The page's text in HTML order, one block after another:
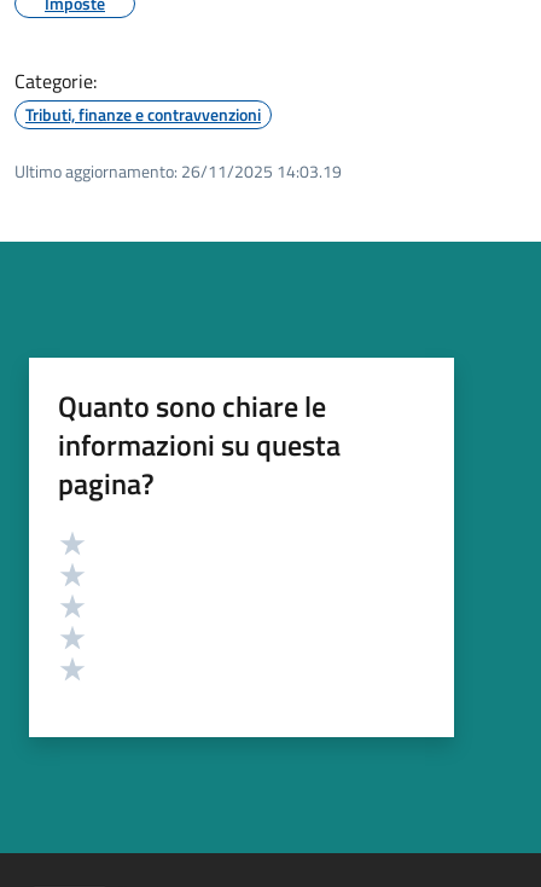
Categorie:
Tributi, finanze e contravvenzioni
Ultimo aggiornamento: 26/11/2025 14:03.19
Quanto sono chiare le
informazioni su questa
pagina?
Valutazione